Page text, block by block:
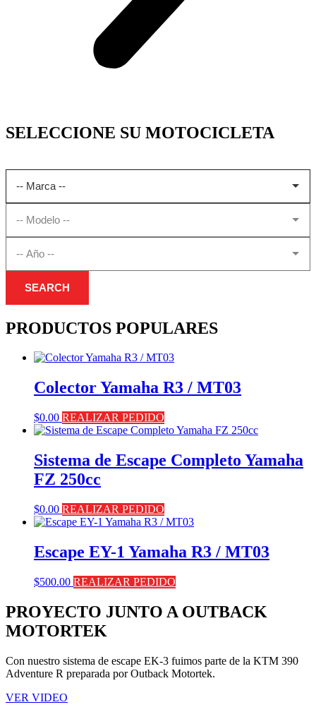
SELECCIONE SU MOTOCICLETA
SEARCH
PRODUCTOS POPULARES
Colector Yamaha R3 / MT03
$0.00 REALIZAR PEDIDO
Sistema de Escape Completo Yamaha
FZ 250cc
$0.00 REALIZAR PEDIDO
Escape EY-1 Yamaha R3 / MT03
$500.00 REALIZAR PEDIDO
PROYECTO JUNTO A OUTBACK
MOTORTEK ​
Con nuestro sistema de escape EK-3 fuimos parte de la KTM 390
Adventure R preparada por Outback Motortek.
VER VIDEO